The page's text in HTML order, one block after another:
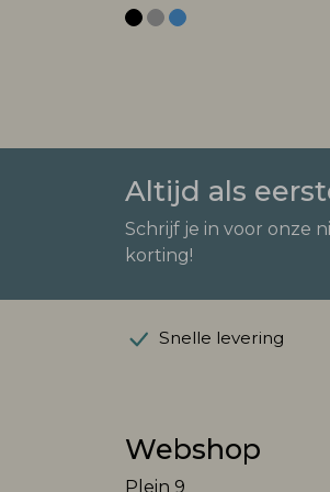
Altijd als
Schrijf je in voor onze
korting!
Snelle levering
Webshop
Plein 9